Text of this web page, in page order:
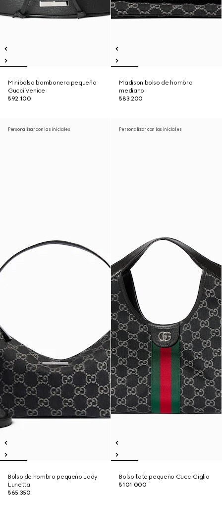
Minibolso bombonera pequeño
Gucci Venice
₺92.100
Madison bolso de hombro
mediano
₺83.200
Personalizar con las iniciales
Bolso de hombro pequeño Lady
Lunetta
₺65.350
Personalizar con las iniciales
Bolso tote pequeño Gucci Giglio
₺101.000